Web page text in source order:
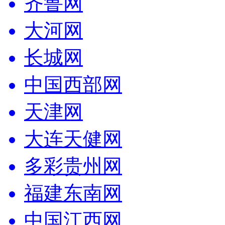
大河网
长城网
中国西部网
天津网
大连天健网
多彩贵州网
福建东南网
中国江西网